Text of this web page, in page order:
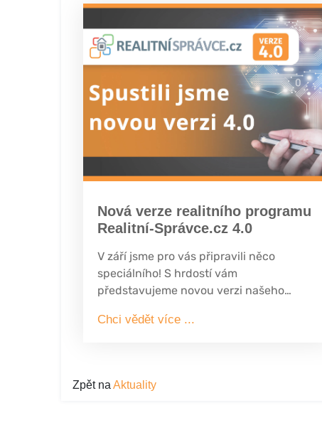
Nová verze realitního programu
Realitní-Správce.cz 4.0
V září jsme pro vás připravili něco
speciálního! S hrdostí vám
představujeme novou verzi našeho
verze 4.0. Tato verze je nabita funkcemi a
Chci vědět více ...
Zpět na Aktuality